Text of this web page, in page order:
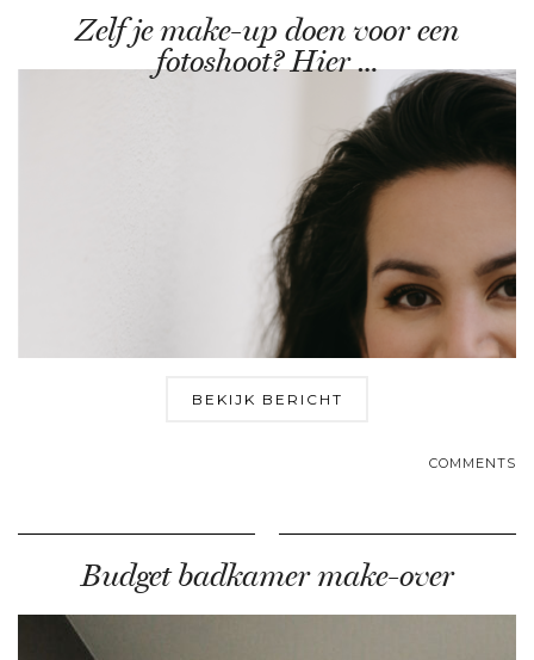
Zelf je make-up doen voor een
fotoshoot? Hier …
BEKIJK BERICHT
COMMENTS
Budget badkamer make-over